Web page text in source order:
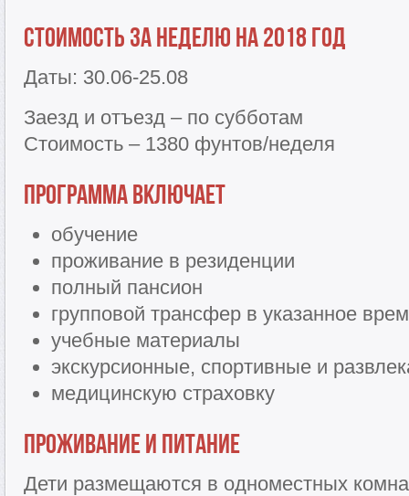
Стоимость за неделю на 2018 год
Даты: 30.06-25.08
Заезд и отъезд – по субботам
Стоимость – 1380 фунтов/неделя
Программа включает
обучение
проживание в резиденции
полный пансион
групповой трансфер в указанное
учебные материалы
экскурсионные, спортивные и
медицинскую страховку
Проживание и питание
Дети размещаются в одноместных